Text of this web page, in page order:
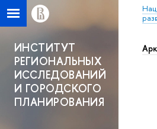
ИНСТИТУТ
РЕГИОНАЛЬНЫХ
ИССЛЕДОВАНИЙ
И ГОРОДСКОГО
ПЛАНИРОВАНИЯ